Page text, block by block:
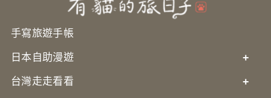
手寫旅遊手帳
+
日本自助漫遊
+
台灣走走看看